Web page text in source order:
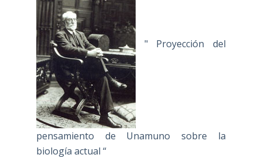
" Proyección del
pensamiento de Unamuno sobre la
biología actual “